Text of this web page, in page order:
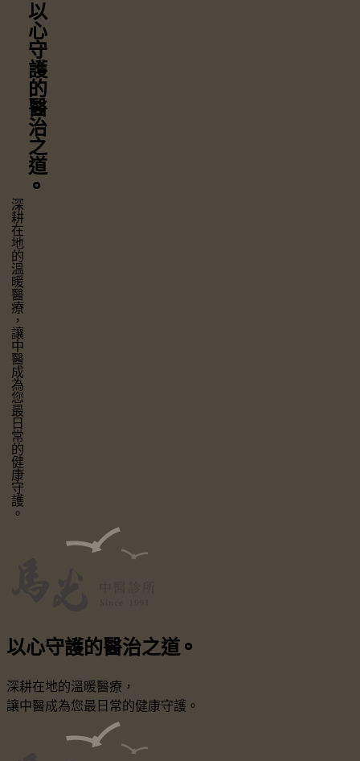
以心守護
的醫治之道
⚬
深耕在地的溫暖醫療，
讓中醫成為您最日常的健康守護。
以心守護的醫治之道 ⚬
深耕在地的溫暖醫療，
讓中醫成為您最日常的健康守護。